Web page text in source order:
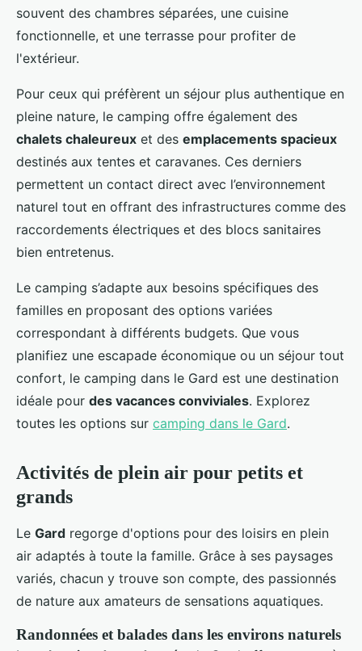
souvent des chambres séparées, une cuisine
fonctionnelle, et une terrasse pour profiter de
l'extérieur.
Pour ceux qui préfèrent un séjour plus authentique en
pleine nature, le camping offre également des
chalets chaleureux et des emplacements spacieux
destinés aux tentes et caravanes. Ces derniers
permettent un contact direct avec l’environnement
naturel tout en offrant des infrastructures comme des
raccordements électriques et des blocs sanitaires
bien entretenus.
Le camping s’adapte aux besoins spécifiques des
familles en proposant des options variées
correspondant à différents budgets. Que vous
planifiez une escapade économique ou un séjour tout
confort, le camping dans le Gard est une destination
idéale pour des vacances conviviales. Explorez
toutes les options sur camping dans le Gard.
Activités de plein air pour petits et
grands
Le Gard regorge d'options pour des loisirs en plein
air adaptés à toute la famille. Grâce à ses paysages
variés, chacun y trouve son compte, des passionnés
de nature aux amateurs de sensations aquatiques.
Randonnées et balades dans les environs naturels